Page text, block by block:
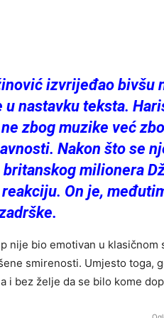
izvrijeđao bivšu
u nastavku teksta.
zbog muzike već
Nakon što se
britanskog milionera
On je,
nije bio emotivan u
smirenosti. Umjesto toga,
i bez želje da se bilo kome